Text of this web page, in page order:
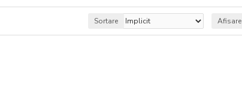
Sortare Afisare